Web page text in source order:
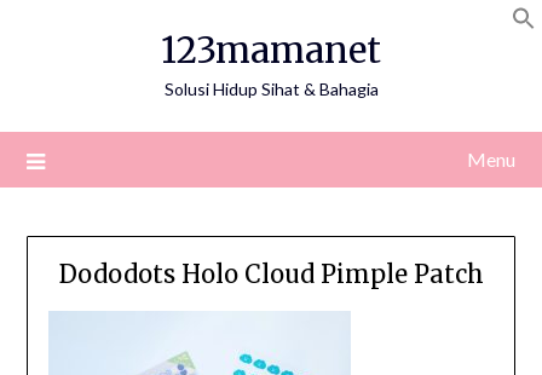
123mamanet
Solusi Hidup Sihat & Bahagia
Menu
Dododots Holo Cloud Pimple Patch